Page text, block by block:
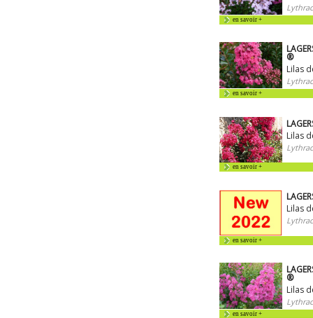
en savoir +
®
Lilas
en savoir +
Lilas
en savoir +
Lilas
en savoir +
®
Lilas
en savoir +